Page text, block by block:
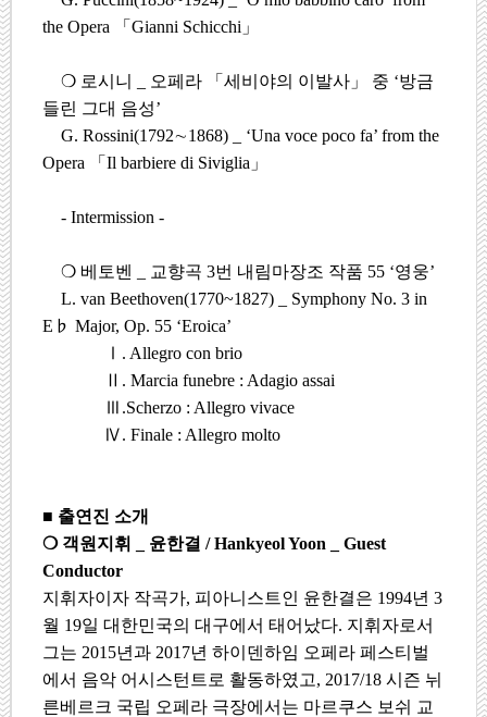
the Opera
「 Gianni Schicchi 」
❍ 로시니 오페라 「세비야의 이발사 」 중 ‘방금
들린 그대 음성’
G. Rossini(1792∼1868) _ ‘Una voce poco fa’ from the
Opera
「 Il barbiere di Siviglia 」
- Intermission -
❍ 베토벤 교향곡3번 내림마장조 작품 55 ‘영웅’
L. van Beethoven(1770~1827) _ Symphony No. 3 in
E ♭ Major, Op. 55 ‘Eroica’
Ⅰ . Allegro con brio
Ⅱ . Marcia funebre : Adagio assai
Ⅲ .Scherzo : Allegro vivace
Ⅳ. Finale : Allegro molto
■ 출연진 소개
❍ 객원지휘 윤한결 / Hankyeol Yoon _ Guest
Conductor
지휘자이자 작곡가, 피아니스트인 윤한결은 1994년 3
월 19일 대한민국의 대구에서 태어났다. 지휘자로서
그는 2015년과 2017년 하이덴하임 오페라 페스티벌
에서 음악 어시스턴트로 활동하였고, 2017/18 시즌 뉘
른베르크 국립 오페라 극장에서는 마르쿠스 보쉬 교